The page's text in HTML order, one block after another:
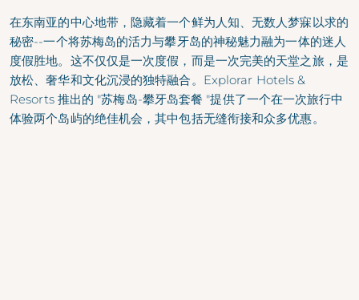
在东南亚的中心地带，隐藏着一个鲜为人知、无数人梦寐以求的
秘密--一个将苏梅岛的活力与攀牙岛的神秘魅力融为一体的迷人
度假胜地。这不仅仅是一次度假，而是一次完美的天堂之旅，是
放松、奢华和文化沉浸的独特融合。Explorar Hotels &
Resorts 推出的 "苏梅岛-攀牙岛套餐 "提供了一个在一次旅行中
体验两个岛屿的绝佳机会，其中包括无缝衔接和众多优惠。